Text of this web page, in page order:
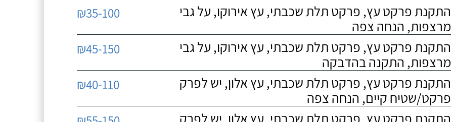
התקנת פרקט עץ, פרקט תלת שכבתי, עץ אירוקו, על גבי
מרצפות, הנחה צפה
₪35-100
התקנת פרקט עץ, פרקט תלת שכבתי, עץ אירוקו, על גבי
מרצפות, התקנה בהדבקה
₪45-150
התקנת פרקט עץ, פרקט תלת שכבתי, עץ אלון, יש לפרק
פרקט/שטיח קיים, הנחה צפה
₪40-110